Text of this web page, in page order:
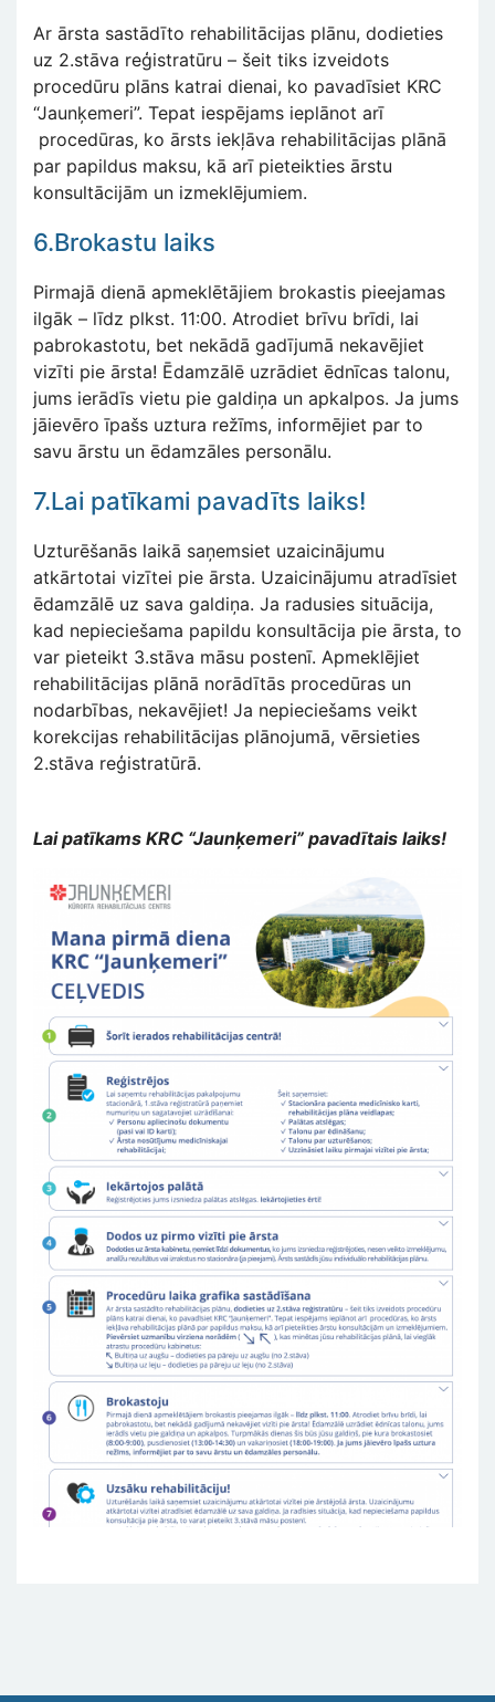
Ar ārsta sastādīto rehabilitācijas plānu, dodieties
uz 2.stāva reģistratūru – šeit tiks izveidots
procedūru plāns katrai dienai, ko pavadīsiet KRC
“Jaunķemeri”. Tepat iespējams ieplānot arī
procedūras, ko ārsts iekļāva rehabilitācijas plānā
par papildus maksu, kā arī pieteikties ārstu
konsultācijām un izmeklējumiem.
6.Brokastu laiks
Pirmajā dienā apmeklētājiem brokastis pieejamas
ilgāk – līdz plkst. 11:00. Atrodiet brīvu brīdi, lai
pabrokastotu, bet nekādā gadījumā nekavējiet
vizīti pie ārsta! Ēdamzālē uzrādiet ēdnīcas talonu,
jums ierādīs vietu pie galdiņa un apkalpos. Ja jums
jāievēro īpašs uztura režīms, informējiet par to
savu ārstu un ēdamzāles personālu.
7.Lai patīkami pavadīts laiks!
Uzturēšanās laikā saņemsiet uzaicinājumu
atkārtotai vizītei pie ārsta. Uzaicinājumu atradīsiet
ēdamzālē uz sava galdiņa. Ja radusies situācija,
kad nepieciešama papildu konsultācija pie ārsta, to
var pieteikt 3.stāva māsu postenī. Apmeklējiet
rehabilitācijas plānā norādītās procedūras un
nodarbības, nekavējiet! Ja nepieciešams veikt
korekcijas rehabilitācijas plānojumā, vērsieties
2.stāva reģistratūrā.
Lai patīkams KRC “Jaunķemeri” pavadītais laiks!
Attēls